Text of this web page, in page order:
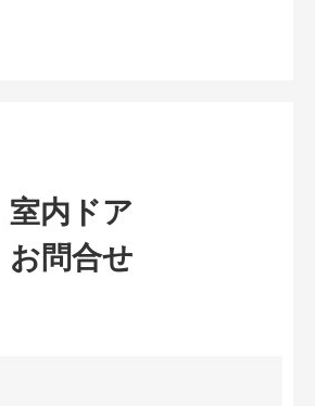
室内ドア
お問合せ